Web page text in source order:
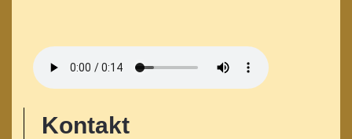
Kontakt